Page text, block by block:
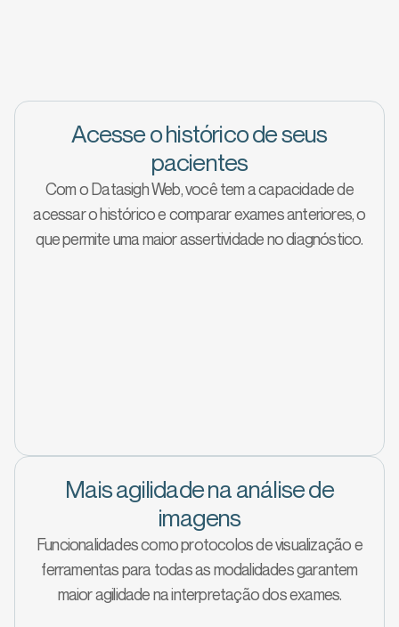
Acesse o histórico de seus
pacientes
Com o Datasigh Web, você tem a capacidade de
acessar o histórico e comparar exames anteriores, o
que permite uma maior assertividade no diagnóstico.
Mais agilidade na análise de
imagens
Funcionalidades como protocolos de visualização e
ferramentas para todas as modalidades garantem
maior agilidade na interpretação dos exames.